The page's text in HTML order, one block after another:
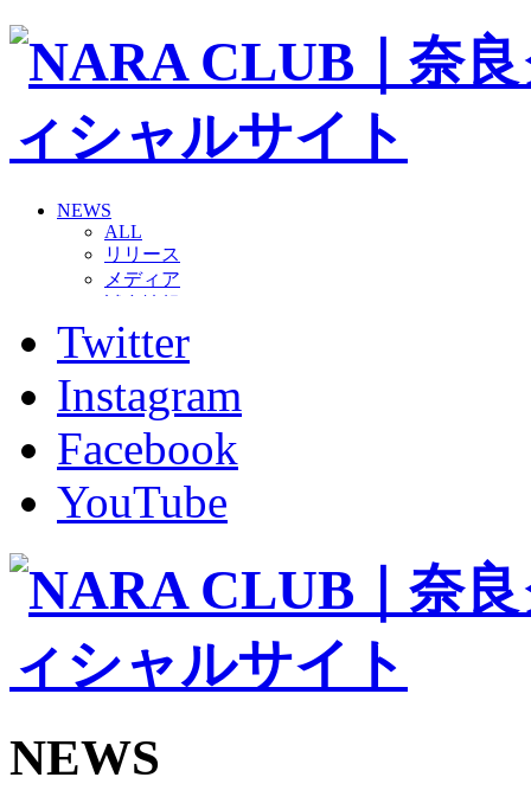
NEWS
ALL
リリース
メディア
グッズ
ファンコミュニティ
ホームタウン
コラム
その他
TEAM
2026/27トップチーム
2026/27トップチームスタッフ
バモス
チアダンススクール
ボランティアチーム「volundeer」
ビクトリーロード
HOMEGAME
観戦ルール＆マナー
Jリーグ運営管理規定
写真・動画使用ガイドライン
Twitter
Instagram
Facebook
YouTube
NEWS